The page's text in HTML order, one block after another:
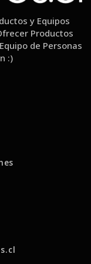
y Equipos
Productos
de Personas
:)